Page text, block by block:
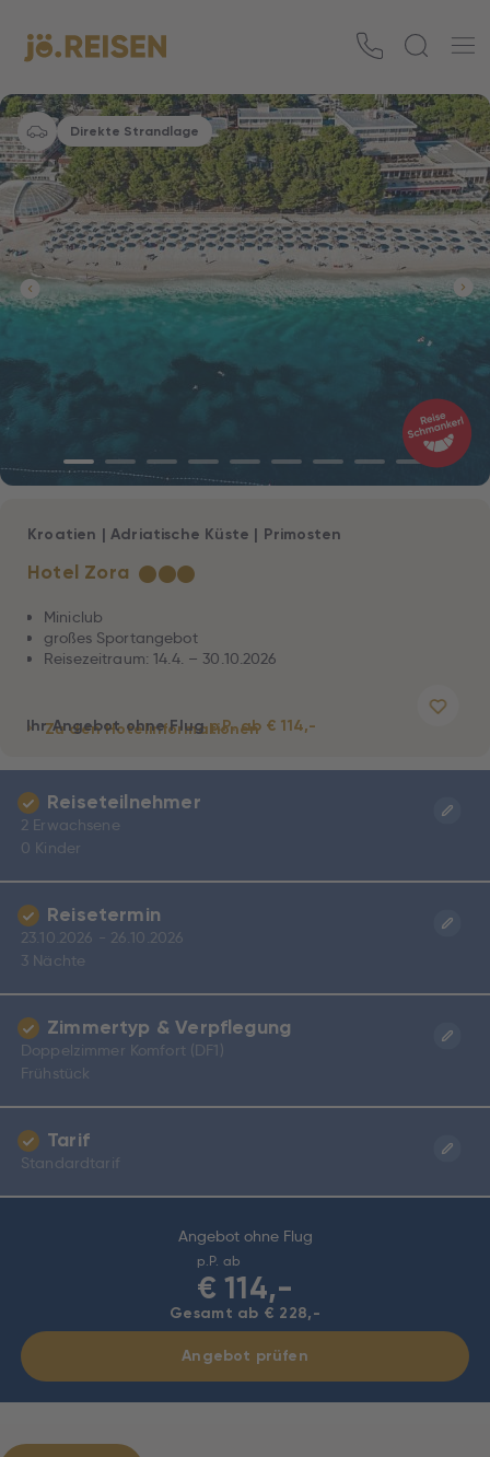
Direkte Strandlage
Hotel Zora ★★★
Kroatien | Adriatische Küste | Primosten
Miniclub
großes Sportangebot
Reisezeitraum: 14.4. – 30.10.2026
Zu den Hotelinformationen
Ihr Angebot ohne Flugp.P. ab € 114,-
Angebot ohne Flug
p.P. ab
€ 114,-
Gesamt ab € 228,-
Angebot prüfen
Reiseteilnehmer
2 Erwachsene
0 Kinder
Reisetermin
23.10.2026 - 26.10.2026
3 Nächte
Zimmertyp & Verpflegung
Doppelzimmer Komfort (DF1)
Frühstück
Tarif
Standardtarif